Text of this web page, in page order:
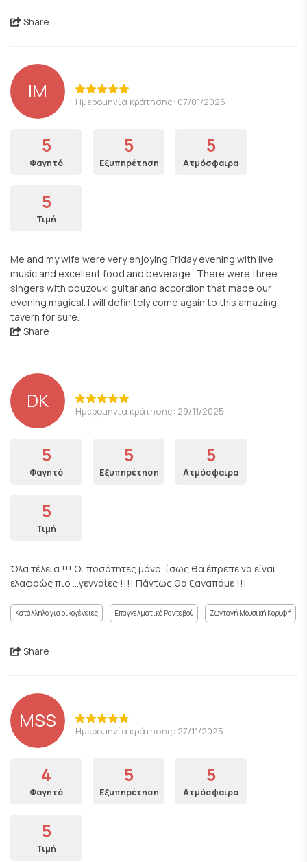
Share
IM Ημερομηνία κράτησης: 07/01/2026
5
Φαγητό
5
Εξυπηρέτηση
5
Ατμόσφαιρα
5
Τιμή
Me and my wife were very enjoying Friday evening with live
music and excellent food and beverage . There were three
singers with bouzouki guitar and accordion that made our
evening magical. I will definitely come again to this amazing
tavern for sure.
Share
DK Ημερομηνία κράτησης: 29/11/2025
5
Φαγητό
5
Εξυπηρέτηση
5
Ατμόσφαιρα
5
Τιμή
Όλα τέλεια !!! Οι ποσότητες μόνο, ίσως θα έπρεπε να είναι
ελαφρώς πιο ...γενναίες !!!! Πάντως θα ξαναπάμε !!!
Κατάλληλο για οικογένειες Επαγγελματικό Ραντεβού Ζωντανή Μουσική Κορυφή
Share
MSS Ημερομηνία κράτησης: 27/11/2025
4
Φαγητό
5
Εξυπηρέτηση
5
Ατμόσφαιρα
5
Τιμή